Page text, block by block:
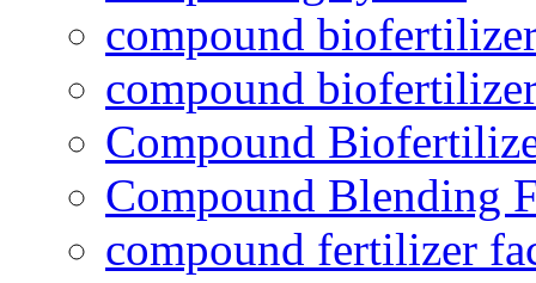
compound
compound
Compound
Compound Blending
compound fertilizer